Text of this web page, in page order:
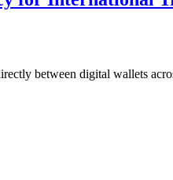
between digital wallets